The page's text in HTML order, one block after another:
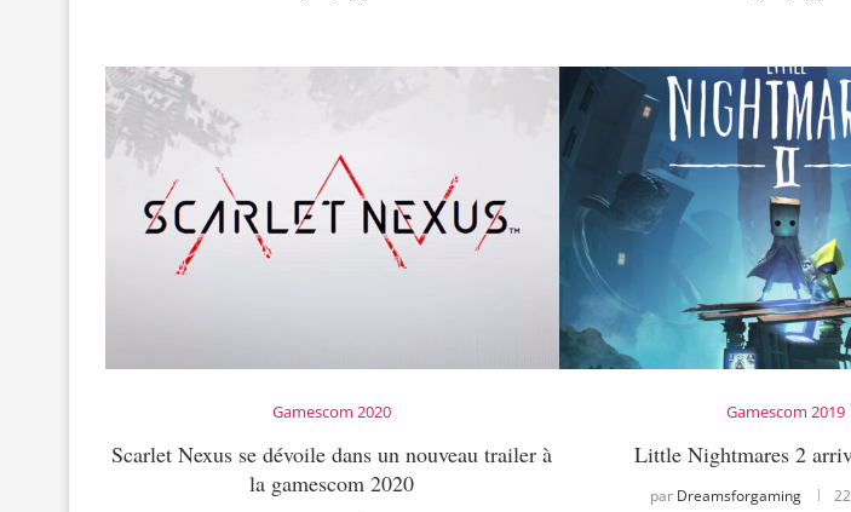
Gamescom 2020
Scarlet Nexus se dévoile dans un nouveau trailer à
la gamescom 2020
Gamescom 2019
Little Nightmares 2
par Dreamsforgaming